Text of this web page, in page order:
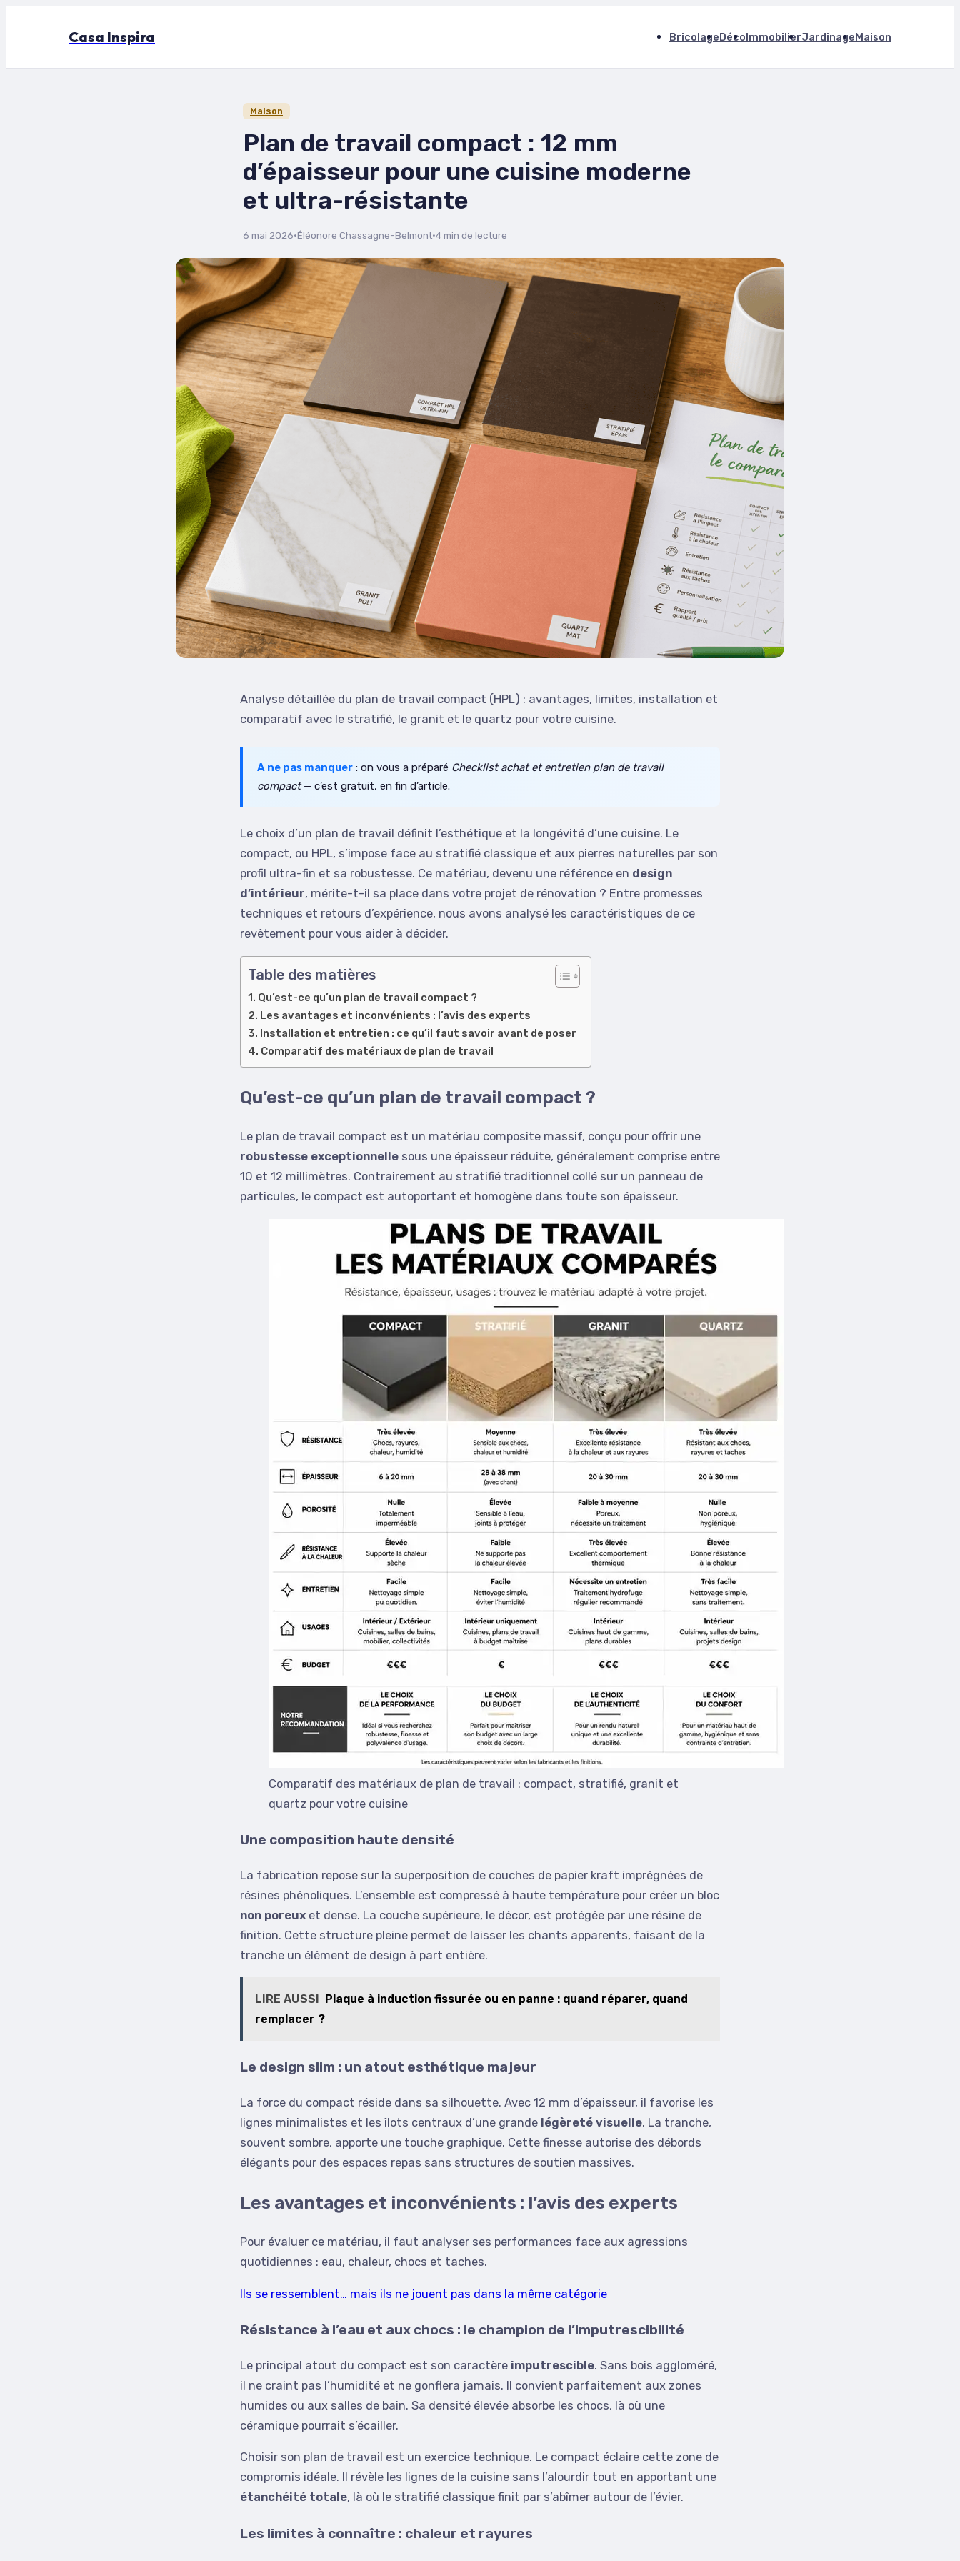
Casa Inspira BricolageDécoImmobilierJardinageMaison
Maison
Plan de travail compact : 12 mm
d’épaisseur pour une cuisine moderne
et ultra-résistante
6 mai 2026·Éléonore Chassagne-Belmont·4 min de lecture
Analyse détaillée du plan de travail compact (HPL) : avantages, limites, installation et
comparatif avec le stratifié, le granit et le quartz pour votre cuisine.
A ne pas manquer : on vous a préparé Checklist achat et entretien plan de travail
compact— c’est gratuit, en fin d’article.
Le choix d’un plan de travail définit l’esthétique et la longévité d’une cuisine. Le
compact, ou HPL, s’impose face au stratifié classique et aux pierres naturelles par son
profil ultra-fin et sa robustesse. Ce matériau, devenu une référence en design
d’intérieur, mérite-t-il sa place dans votre projet de rénovation ? Entre promesses
techniques et retours d’expérience, nous avons analysé les caractéristiques de ce
revêtement pour vous aider à décider.
Table des matières
Qu’est-ce qu’un plan de travail compact ?
Les avantages et inconvénients : l’avis des experts
Installation et entretien : ce qu’il faut savoir avant de poser
Comparatif des matériaux de plan de travail
Qu’est-ce qu’un plan de travail compact ?
Le plan de travail compact est un matériau composite massif, conçu pour offrir une
robustesse exceptionnelle sous une épaisseur réduite, généralement comprise entre
10 et 12 millimètres. Contrairement au stratifié traditionnel collé sur un panneau de
particules, le compact est autoportant et homogène dans toute son épaisseur.
Comparatif des matériaux de plan de travail : compact, stratifié, granit et
quartz pour votre cuisine
Une composition haute densité
La fabrication repose sur la superposition de couches de papier kraft imprégnées de
résines phénoliques. L’ensemble est compressé à haute température pour créer un bloc
non poreux et dense. La couche supérieure, le décor, est protégée par une résine de
finition. Cette structure pleine permet de laisser les chants apparents, faisant de la
tranche un élément de design à part entière.
LIRE AUSSI Plaque à induction fissurée ou en panne : quand réparer, quand
remplacer ?
Le design slim : un atout esthétique majeur
La force du compact réside dans sa silhouette. Avec 12 mm d’épaisseur, il favorise les
lignes minimalistes et les îlots centraux d’une grande légèreté visuelle. La tranche,
souvent sombre, apporte une touche graphique. Cette finesse autorise des débords
élégants pour des espaces repas sans structures de soutien massives.
Les avantages et inconvénients : l’avis des experts
Pour évaluer ce matériau, il faut analyser ses performances face aux agressions
quotidiennes : eau, chaleur, chocs et taches.
Ils se ressemblent… mais ils ne jouent pas dans la même catégorie
Résistance à l’eau et aux chocs : le champion de l’imputrescibilité
Le principal atout du compact est son caractère imputrescible. Sans bois aggloméré,
il ne craint pas l’humidité et ne gonflera jamais. Il convient parfaitement aux zones
humides ou aux salles de bain. Sa densité élevée absorbe les chocs, là où une
céramique pourrait s’écailler.
Choisir son plan de travail est un exercice technique. Le compact éclaire cette zone de
compromis idéale. Il révèle les lignes de la cuisine sans l’alourdir tout en apportant une
étanchéité totale, là où le stratifié classique finit par s’abîmer autour de l’évier.
Les limites à connaître : chaleur et rayures